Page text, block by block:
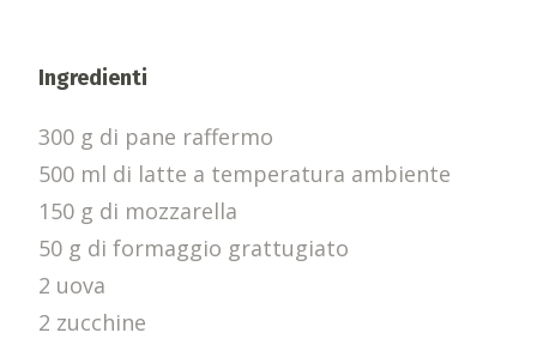
Ingredienti
300 g di pane raffermo
500 ml di latte a temperatura ambiente
150 g di mozzarella
50 g di formaggio grattugiato
2 uova
2 zucchine